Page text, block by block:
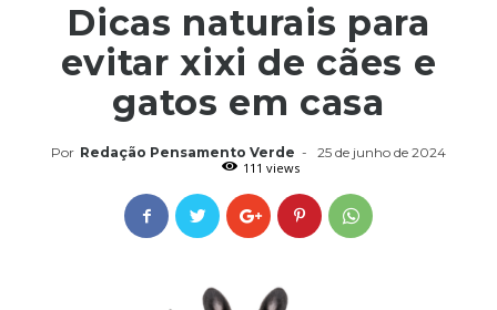
Dicas naturais para
evitar xixi de cães e
gatos em casa
Por Redação Pensamento Verde -
25 de junho de 2024
111 views